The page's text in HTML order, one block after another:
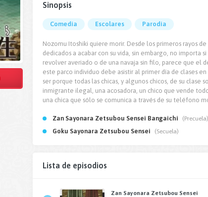
Sinopsis
Comedia Escolares Parodia
Nozomu Itoshiki quiere morir. Desde los primeros rayos
dedicados a acabar con su vida, sin embargo, no importa
revolver averiado o de una navaja sin filo, parece que el
este parco individuo debe asistir al primer día de clases
ser porque todas las chicas, y algunos chicos, de su
inmigrante ilegal, una acosadora, un chico que vende
una chica que sólo se comunica a través de su teléfono
Zan Sayonara Zetsubou Sensei Bangaichi (Precuela)
Goku Sayonara Zetsubou Sensei (Secuela)
Lista de episodios
Zan Sayonara Zetsubou Sensei